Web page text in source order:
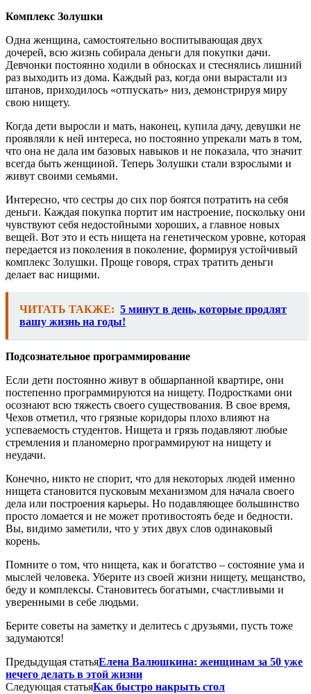
Комплекс Золушки
Одна женщина, самостоятельно воспитывающая двух
дочерей, всю жизнь собирала деньги для покупки дачи.
Девчонки постоянно ходили в обносках и стеснялись лишний
раз выходить из дома. Каждый раз, когда они вырастали из
штанов, приходилось «отпускать» низ, демонстрируя миру
свою нищету.
Когда дети выросли и мать, наконец, купила дачу, девушки не
проявляли к ней интереса, но постоянно упрекали мать в том,
что она не дала им базовых навыков и не показала, что значит
всегда быть женщиной. Теперь Золушки стали взрослыми и
живут своими семьями.
Интересно, что сестры до сих пор боятся потратить на себя
деньги. Каждая покупка портит им настроение, поскольку они
чувствуют себя недостойными хороших, а главное новых
вещей. Вот это и есть нищета на генетическом уровне, которая
передается из поколения в поколение, формируя устойчивый
комплекс Золушки. Проще говоря, страх тратить деньги
делает вас нищими.
ЧИТАТЬ ТАКЖЕ: 5 минут в день, которые продлят
вашу жизнь на годы!
Подсознательное программирование
Если дети постоянно живут в обшарпанной квартире, они
постепенно программируются на нищету. Подростками они
осознают всю тяжесть своего существования. В свое время,
Чехов отметил, что грязные коридоры плохо влияют на
успеваемость студентов. Нищета и грязь подавляют любые
стремления и планомерно программируют на нищету и
неудачи.
Конечно, никто не спорит, что для некоторых людей именно
нищета становится пусковым механизмом для начала своего
дела или построения карьеры. Но подавляющее большинство
просто ломается и не может противостоять беде и бедности.
Вы, видимо заметили, что у этих двух слов одинаковый
корень.
Помните о том, что нищета, как и богатство – состояние ума и
мыслей человека. Уберите из своей жизни нищету, мещанство,
беду и комплексы. Становитесь богатыми, счастливыми и
уверенными в себе людьми.
Берите советы на заметку и делитесь с друзьями, пусть тоже
задумаются!
Предыдущая статьяЕлена Валюшкина: женщинам за 50 уже
нечего делать в этой жизни
Следующая статьяКак быстро накрыть стол